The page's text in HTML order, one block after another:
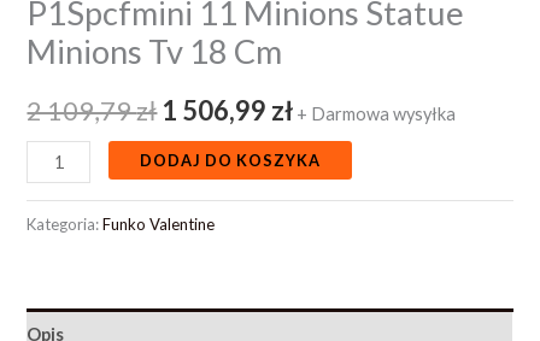
P1Spcfmini 11 Minions Statue
Minions Tv 18 Cm
2 109,79zł 1 506,99 zł + Darmowa wysyłka
DODAJ DO KOSZYKA
Kategoria:Funko Valentine
Opis